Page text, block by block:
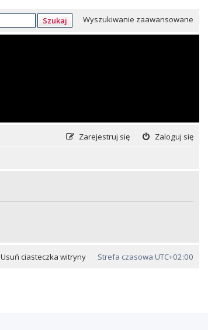
Szukaj Wyszukiwanie zaawansowane
Zaloguj się
Zarejestruj się
Strefa czasowa UTC+02:00
Usuń ciasteczka witryny